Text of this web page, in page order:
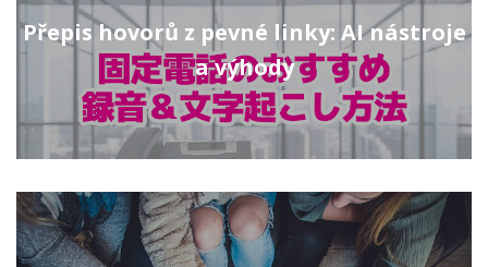
Přepis hovorů z pevné linky: AI nástroje
a výhody